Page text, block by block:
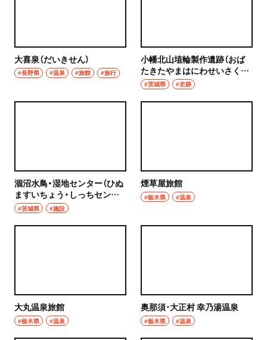
大喜泉（だいきせん）
#長野県 #温泉 #旅館 #旅行
小幡北山埴輪製作遺跡（おば
たきたやまはにわせいさくい
せき）
#茨城県 #史跡
涸沼水鳥・湿地センター（ひぬ
ますいちょう・しっちセンタ
ー）
#茨城県 #施設
煙草屋旅館
#栃木県 #温泉
大丸温泉旅館
#栃木県 #温泉
奥那須･大正村 幸乃湯温泉
#栃木県 #温泉